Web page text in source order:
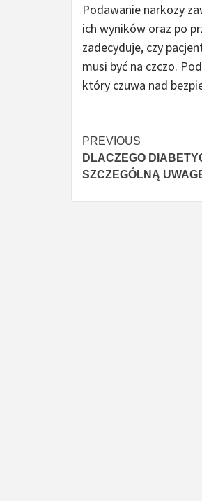
Podawanie narkozy
ich wyników oraz po
zadecyduje, czy
musi być na czczo.
który czuwa nad
Continue
Reading
PREVIOUS
DLACZEGO
SZCZEGÓLNĄ